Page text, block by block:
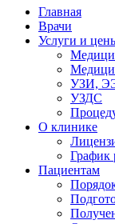
Главная
Врачи
Услуги и
УЗИ,
УЗДС
О клинике
График
Пациентам